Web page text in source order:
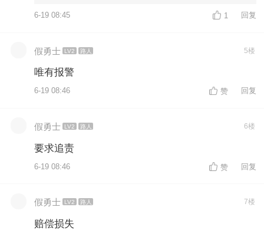
6-19 08:45 1 回复
假勇士 LV2 路人 5楼
唯有报警
6-19 08:46 赞 回复
假勇士 LV2 路人 6楼
要求追责
6-19 08:46 赞 回复
假勇士 LV2 路人 7楼
赔偿损失